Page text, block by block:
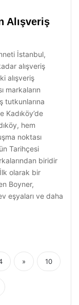
Alışveriş
İstanbul,
alışveriş
alışveriş
markaların
tutkunlarına
hem
noktası
Tarihçesi
biridir
olarak bir
Boyner,
eşyaları ve daha
» 10